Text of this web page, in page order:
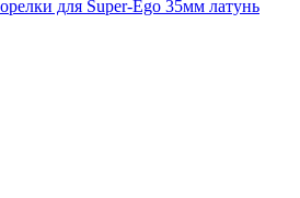
для Super-Ego 35мм латунь